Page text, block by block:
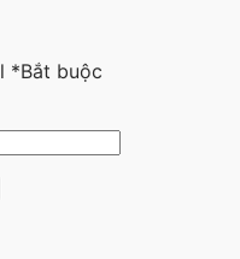
*Bắt buộc